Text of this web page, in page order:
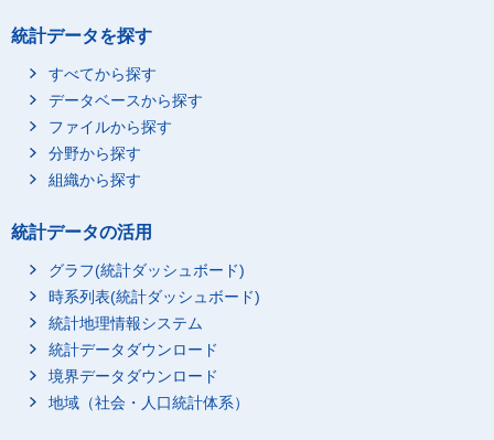
統計データを探す
すべてから探す
データベースから探す
ファイルから探す
分野から探す
組織から探す
統計データの活用
グラフ(統計ダッシュボード)
時系列表(統計ダッシュボード)
統計地理情報システム
統計データダウンロード
境界データダウンロード
地域（社会・人口統計体系）